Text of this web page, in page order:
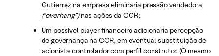
Gutierrez na empresa eliminaria pressão vendedora
(“overhang”)nas ações da CCR;
Um possível player financeiro adicionaria percepção
de governança na CCR, em eventual substituição de
acionista controlador com perfil construtor. (O mesmo